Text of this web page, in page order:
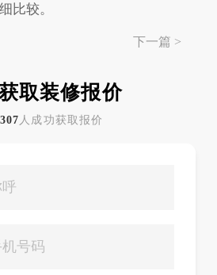
比较。
下一篇 >
取装修报价
307人成功获取报价